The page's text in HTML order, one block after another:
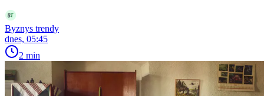
Byznys trendy
dnes, 05:45
2 min